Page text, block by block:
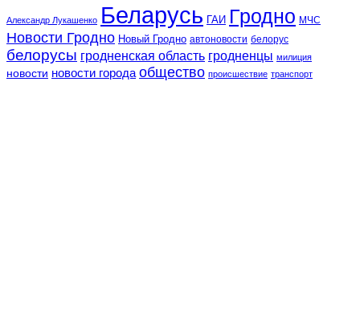
Александр Лукашенко Беларусь ГАИ Гродно МЧС
Новости Гродно Новый Гродно автоновости белорус
белорусы гродненская область гродненцы милиция
новости новости города общество происшествие транспорт